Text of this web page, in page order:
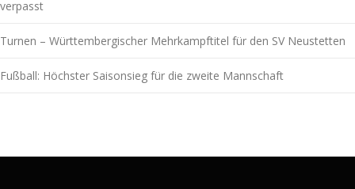
verpasst
Turnen – Württembergischer Mehrkampftitel für den SV Neustetten
Fußball: Höchster Saisonsieg für die zweite Mannschaft